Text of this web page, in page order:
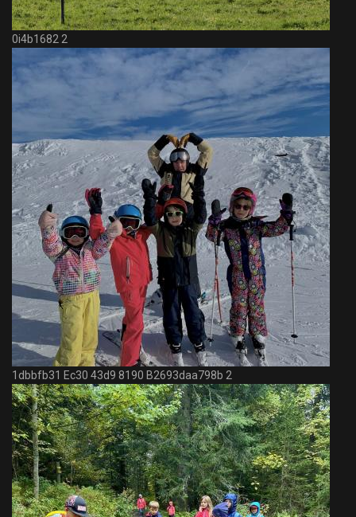
0i4b1682 2
1dbbfb31 Ec30 43d9 8190 B2693daa798b 2